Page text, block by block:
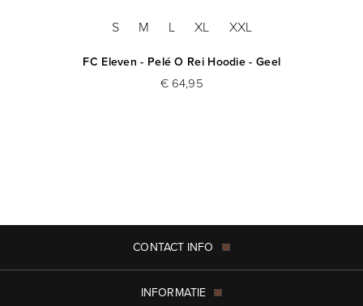
S M L XL XXL
FC Eleven - Pelé O Rei Hoodie - Geel
€ 64,95
CONTACT INFO
INFORMATIE